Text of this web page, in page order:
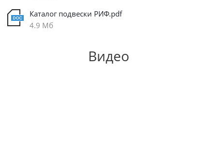
Каталог подвески РИФ.pdf
4.9 Мб
Видео